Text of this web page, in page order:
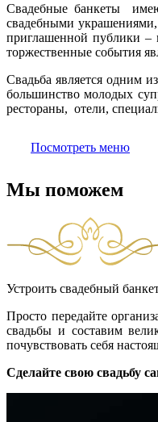
Свадебные банкеты
свадебными украшениями,
приглашенной публики –
торжественные события
Свадьба является одним
большинство молодых
рестораны, отели,
Посмотреть меню
Мы поможем
Устроить свадебный
Просто передайте
свадьбы и составим
почувствовать себя
Сделайте свою свадьбу